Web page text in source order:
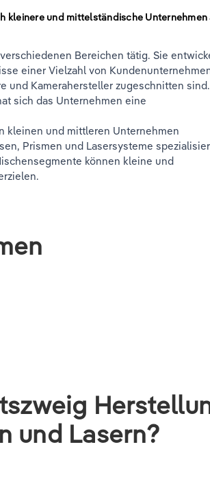
kleinere und mittelständische Unternehmen
Bereichen tätig. Sie
einer Vielzahl von
und Kamerahersteller zugeschnitten sind.
sich das Unternehmen eine
kleinen und mittleren Unternehmen
Prismen und Lasersysteme
können kleine und
und Lasern?